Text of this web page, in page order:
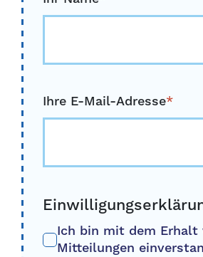
Ihre E-Mail-Adresse*
Ich bin mit dem Erhalt
Mitteilungen